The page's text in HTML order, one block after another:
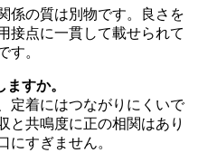
係の質は別物です。良さを
接点に一貫して載せられて
す。
すか。
定着にはつながりにくいで
と共鳴度に正の相関はあり
にすぎません。